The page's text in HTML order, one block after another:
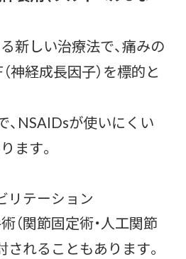
新しい治療法で、痛みの
神経成長因子）を標的と
、NSAIDsが使いにくい
ます。
リテーション
（関節固定術・人工関節
されることもあります。